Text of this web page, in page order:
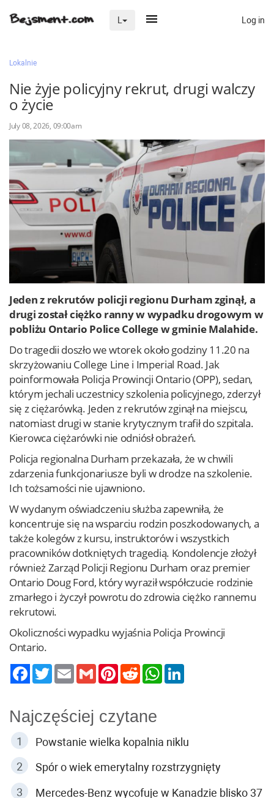
Na skróty
Zaloguj przez Clascal
×
Log in
Lokalnie
Nie żyje policyjny rekrut, drugi walczy
o życie
July 08, 2026, 09:00am
Jeden z rekrutów policji regionu Durham zginął, a
drugi został ciężko ranny w wypadku drogowym w
pobliżu Ontario Police College w gminie Malahide.
Do tragedii doszło we wtorek około godziny 11.20 na
skrzyżowaniu College Line i Imperial Road. Jak
poinformowała Policja Prowincji Ontario (OPP), sedan,
którym jechali uczestnicy szkolenia policyjnego, zderzył
się z ciężarówką. Jeden z rekrutów zginął na miejscu,
natomiast drugi w stanie krytycznym trafił do szpitala.
Kierowca ciężarówki nie odniósł obrażeń.
Policja regionalna Durham przekazała, że w chwili
zdarzenia funkcjonariusze byli w drodze na szkolenie.
Ich tożsamości nie ujawniono.
W wydanym oświadczeniu służba zapewniła, że
koncentruje się na wsparciu rodzin poszkodowanych, a
także kolegów z kursu, instruktorów i wszystkich
pracowników dotkniętych tragedią. Kondolencje złożył
również Zarząd Policji Regionu Durham oraz premier
Ontario Doug Ford, który wyraził współczucie rodzinie
zmarłego i życzył powrotu do zdrowia ciężko rannemu
rekrutowi.
Okoliczności wypadku wyjaśnia Policja Prowincji
Ontario.
TwitterEmail Gmail PinterestReddit WhatsApp
Najczęściej czytane
Powstanie wielka kopalnia niklu
Spór o wiek emerytalny rozstrzygnięty
Mercedes-Benz wycofuje w Kanadzie blisko 37